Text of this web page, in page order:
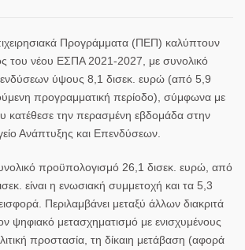
Προγράμματα (ΠΕΠ) καλύπτουν
του νέου ΕΣΠΑ 2021-2027, με συνολικό
ύψους 8,1 δισεκ. ευρώ (από 5,9
προγραμματική περίοδο), σύμφωνα με
κατέθεσε την περασμένη εβδομάδα στην
Ανάπτυξης και Επενδύσεων.
προϋπολογισμό 26,1 δισεκ. ευρώ, από
είναι η ενωσιακή συμμετοχή και τα 5,3
Περιλαμβάνει μεταξύ άλλων διακριτά
ψηφιακό μετασχηματισμό με ενισχυμένους
προστασία, τη δίκαιη μετάβαση (αφορά